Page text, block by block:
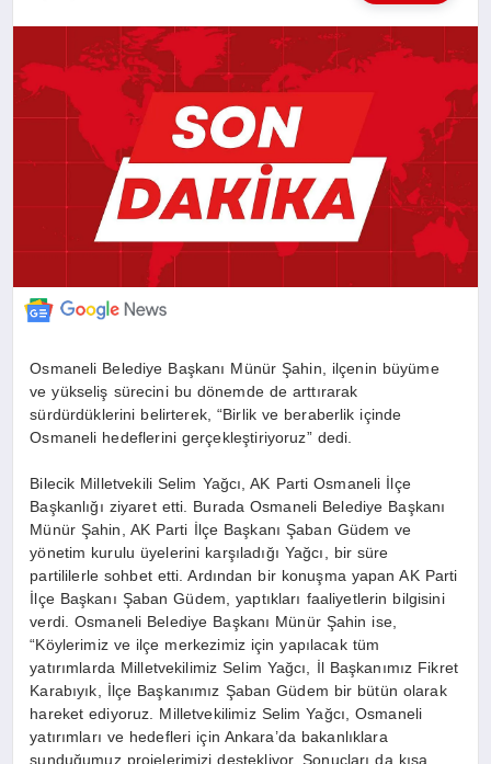
SANAT
Osmaneli Belediye Başkanı Münür Şahin, ilçenin büyüme
ve yükseliş sürecini bu dönemde de arttırarak
sürdürdüklerini belirterek, “Birlik ve beraberlik içinde
Osmaneli hedeflerini gerçekleştiriyoruz” dedi.
Bilecik Milletvekili Selim Yağcı, AK Parti Osmaneli İlçe
Başkanlığı ziyaret etti. Burada Osmaneli Belediye Başkanı
Münür Şahin, AK Parti İlçe Başkanı Şaban Güdem ve
yönetim kurulu üyelerini karşıladığı Yağcı, bir süre
partililerle sohbet etti. Ardından bir konuşma yapan AK Parti
İlçe Başkanı Şaban Güdem, yaptıkları faaliyetlerin bilgisini
verdi. Osmaneli Belediye Başkanı Münür Şahin ise,
“Köylerimiz ve ilçe merkezimiz için yapılacak tüm
yatırımlarda Milletvekilimiz Selim Yağcı, İl Başkanımız Fikret
Karabıyık, İlçe Başkanımız Şaban Güdem bir bütün olarak
hareket ediyoruz. Milletvekilimiz Selim Yağcı, Osmaneli
yatırımları ve hedefleri için Ankara’da bakanlıklara
sunduğumuz projelerimizi destekliyor. Sonuçları da kısa